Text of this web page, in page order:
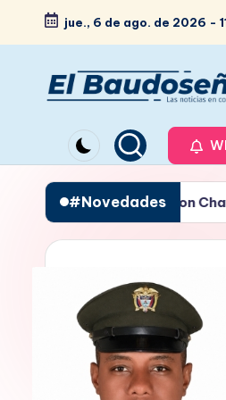
Saltar
contenido
jue., 6 de ago. de 2026 -
e
ri
ó
d
noticias
en
contexto
#Novedades
Haminton Chaverra Mena,